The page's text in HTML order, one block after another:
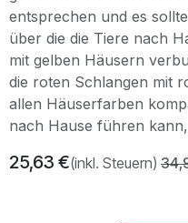
entsprechen und es
über die die Tiere nach
mit gelben Häusern
die roten Schlangen mit
allen Häuserfarben
nach Hause führen
25,63 €(inkl. Steuern)